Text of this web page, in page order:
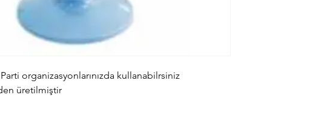
organizasyonlarınızda kullanabilrsiniz
üretilmiştir